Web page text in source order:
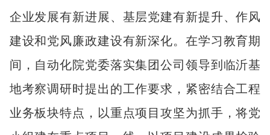
企业发展有新进展、基层党建有新提升、作风
建设和党风廉政建设有新深化。在学习教育期
间，自动化院党委落实集团公司领导到临沂基
地考察调研时提出的工作要求，紧密结合工程
业务板块特点，以重点项目攻坚为抓手，将党